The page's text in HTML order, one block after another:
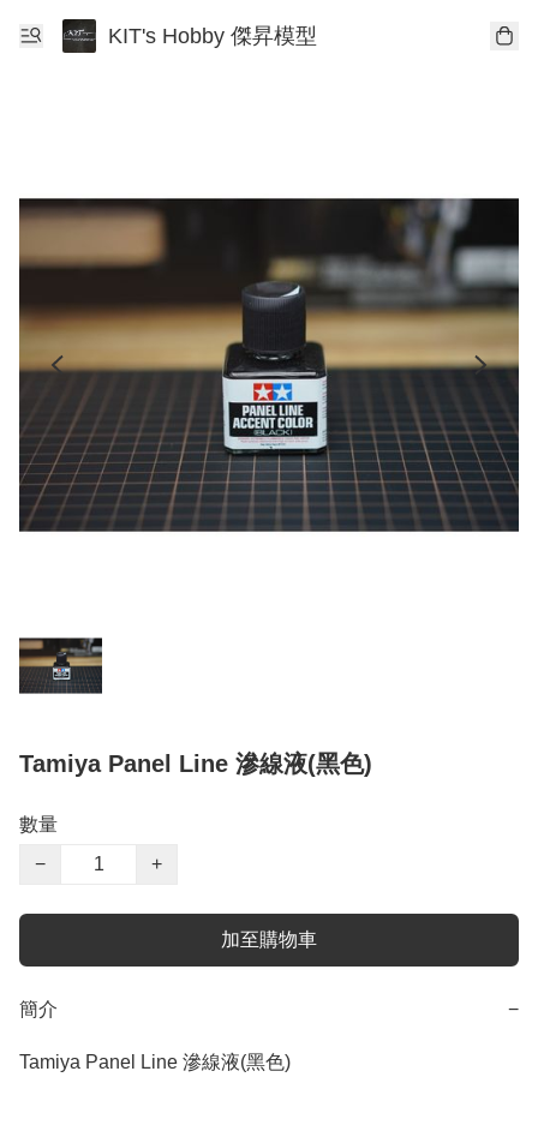
KIT's Hobby 傑昇模型
Tamiya Panel Line 滲線液(黑色)
數量
−
+
加至購物車
簡介 −
Tamiya Panel Line 滲線液(黑色)